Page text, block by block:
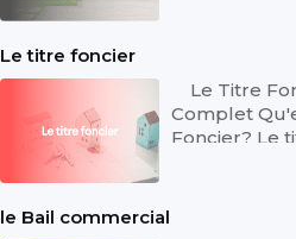
Le titre foncier
Le Titre
Complet
Foncier? Le
le Bail commercial